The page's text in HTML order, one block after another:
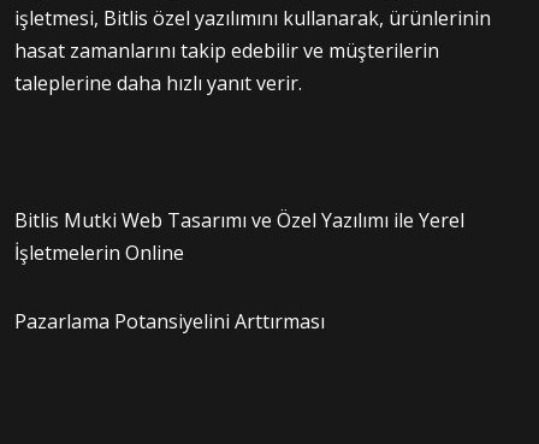
işletmesi, Bitlis özel yazılımını kullanarak, ürünlerinin
hasat zamanlarını takip edebilir ve müşterilerin
taleplerine daha hızlı yanıt verir.
Bitlis Mutki Web Tasarımı ve Özel Yazılımı ile Yerel
İşletmelerin Online
Pazarlama Potansiyelini Arttırması